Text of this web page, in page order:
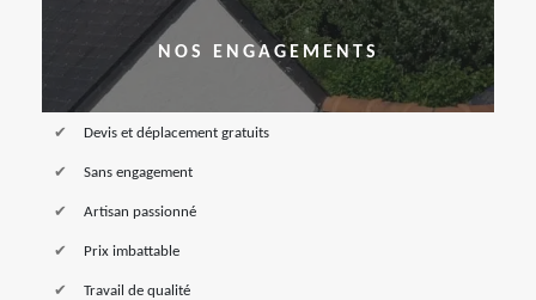
NOS ENGAGEMENTS
Devis et déplacement gratuits
Sans engagement
Artisan passionné
Prix imbattable
Travail de qualité